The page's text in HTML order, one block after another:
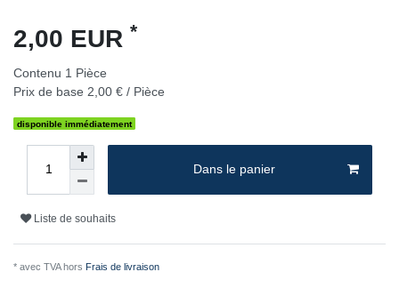
2,00 EUR *
Contenu 1 Pièce
Prix de base 2,00 € / Pièce
disponible immédiatement
Dans le panier
Liste de souhaits
* avec TVA hors Frais de livraison